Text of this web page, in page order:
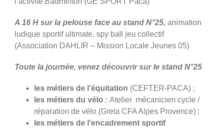
A 16 H sur la pelouse face au stand N°25, animation
ludique sportif ultimate, spy ball jeu collectif
(Association DAHLIR – Mission Locale Jeunes 05)
Toute la journée, venez découvrir sur le stand N°25
les métiers de l’équitation (CEFTER-PACA) ;
les métiers du vélo : Atelier mécanicien cycle /
réparation de vélo (Greta CFA Alpes Provence) ;
les métiers de l’encadrement sportif